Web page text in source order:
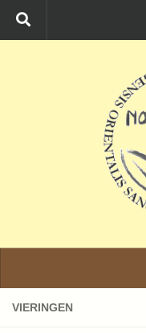
Ga naar de inhoud
VIERINGEN